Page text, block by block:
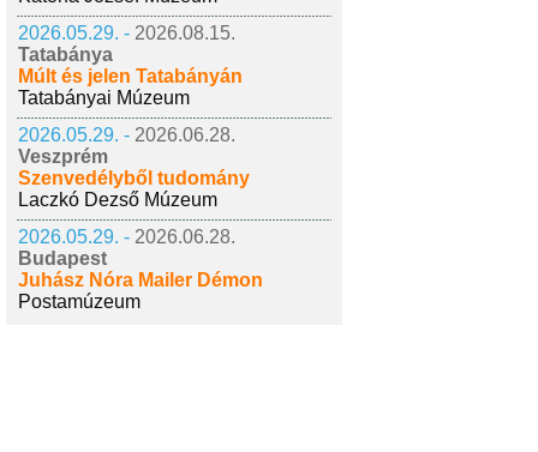
2026.05.29. - 2026.08.15.
Tatabánya
Múlt és jelen Tatabányán
Tatabányai Múzeum
2026.05.29. - 2026.06.28.
Veszprém
Szenvedélyből tudomány
Laczkó Dezső Múzeum
2026.05.29. - 2026.06.28.
Budapest
Juhász Nóra Mailer Démon
Postamúzeum